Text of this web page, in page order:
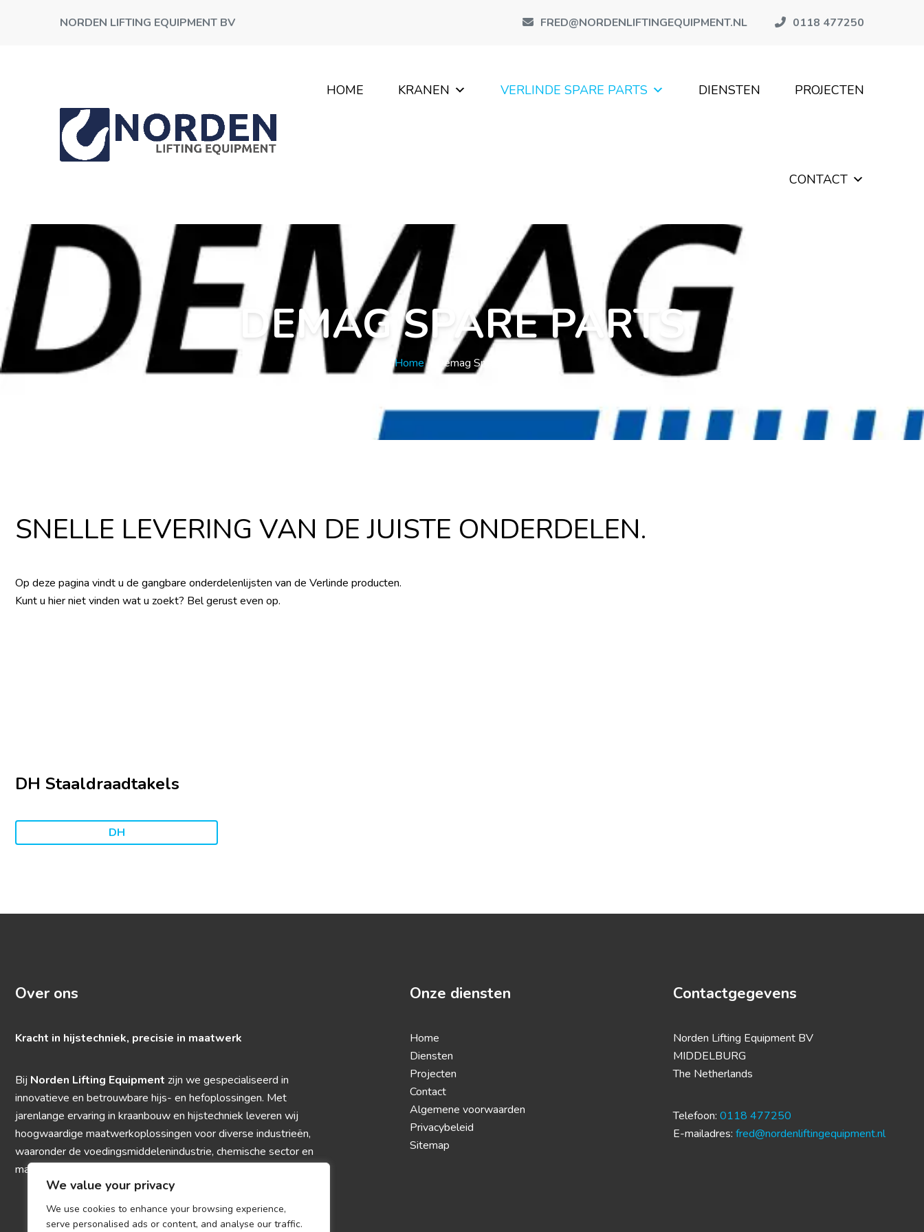
We value your privacy
We use cookies to enhance your browsing experience,
serve personalised ads or content, and analyse our traffic.
NORDEN LIFTING EQUIPMENT BV FRED@NORDENLIFTINGEQUIPMENT.NL 0118 477250
HOME KRANEN VERLINDE SPARE PARTS DIENSTEN PROJECTEN
CONTACT
DEMAG SPARE PARTS
Home Demag Spare parts
SNELLE LEVERING VAN DE JUISTE ONDERDELEN.
Op deze pagina vindt u de gangbare onderdelenlijsten van de Verlinde producten.
Kunt u hier niet vinden wat u zoekt? Bel gerust even op.
DH Staaldraadtakels
DH
Over ons
Kracht in hijstechniek, precisie in maatwerk
Bij Norden Lifting Equipment zijn we gespecialiseerd in
innovatieve en betrouwbare hijs- en hefoplossingen. Met
jarenlange ervaring in kraanbouw en hijstechniek leveren wij
hoogwaardige maatwerkoplossingen voor diverse industrieën,
waaronder de voedingsmiddelenindustrie, chemische sector en
machinebouw.
Onze diensten
Home
Diensten
Projecten
Contact
Algemene voorwaarden
Privacybeleid
Sitemap
Contactgegevens
Norden Lifting Equipment BV
MIDDELBURG
The Netherlands
Telefoon:0118 477250
E-mailadres:fred@nordenliftingequipment.nl